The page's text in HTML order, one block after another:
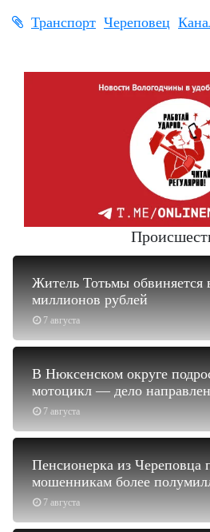
Транспорт Череповец
7 августа
Житель Тотьмы обвиняется
миллионов рублей
7 августа
В Нюксенском округе
мотоцикл — дело
7 августа
Пенсионерка из Череповца
мошенникам более